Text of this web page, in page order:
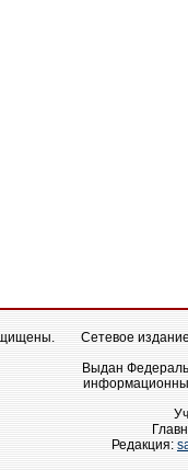
Сетевое
Выдан
Редакция: